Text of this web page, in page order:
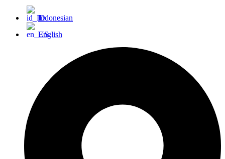
Indonesian
English